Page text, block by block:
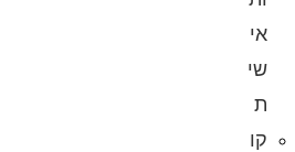
אי
שי
ת
קו